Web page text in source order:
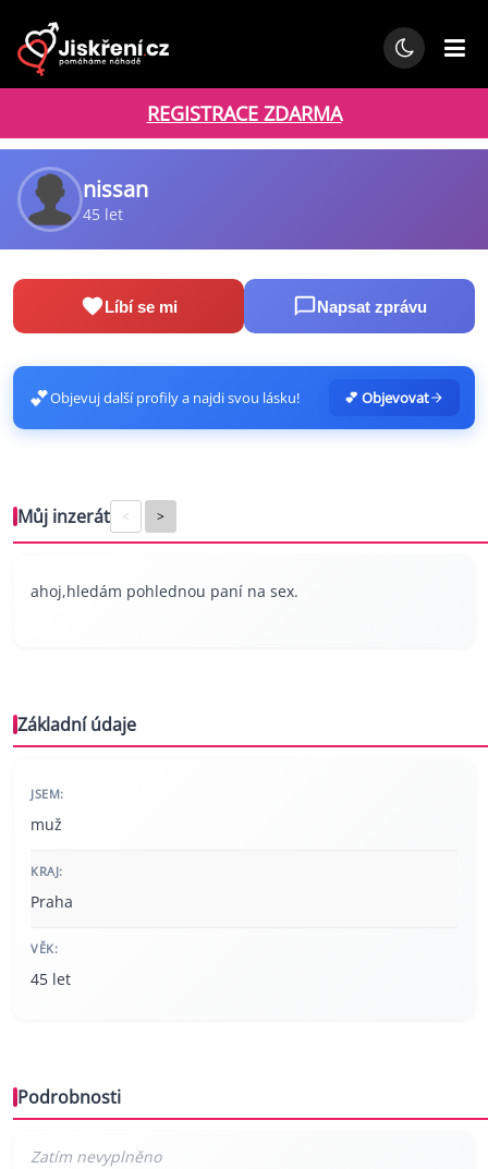
REGISTRACE ZDARMA
nissan
45 let
Líbí se mi Napsat zprávu
💕Objevuj další profily a najdi svou lásku! 💕 Objevovat
Můj inzerát < >
ahoj,hledám pohlednou paní na sex.
Základní údaje
JSEM:
muž
KRAJ:
Praha
VĚK:
45 let
Podrobnosti